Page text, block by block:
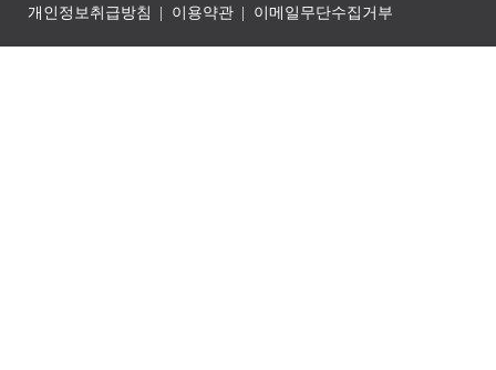
개인정보취급방침
이용약관 이메일무단수집거부